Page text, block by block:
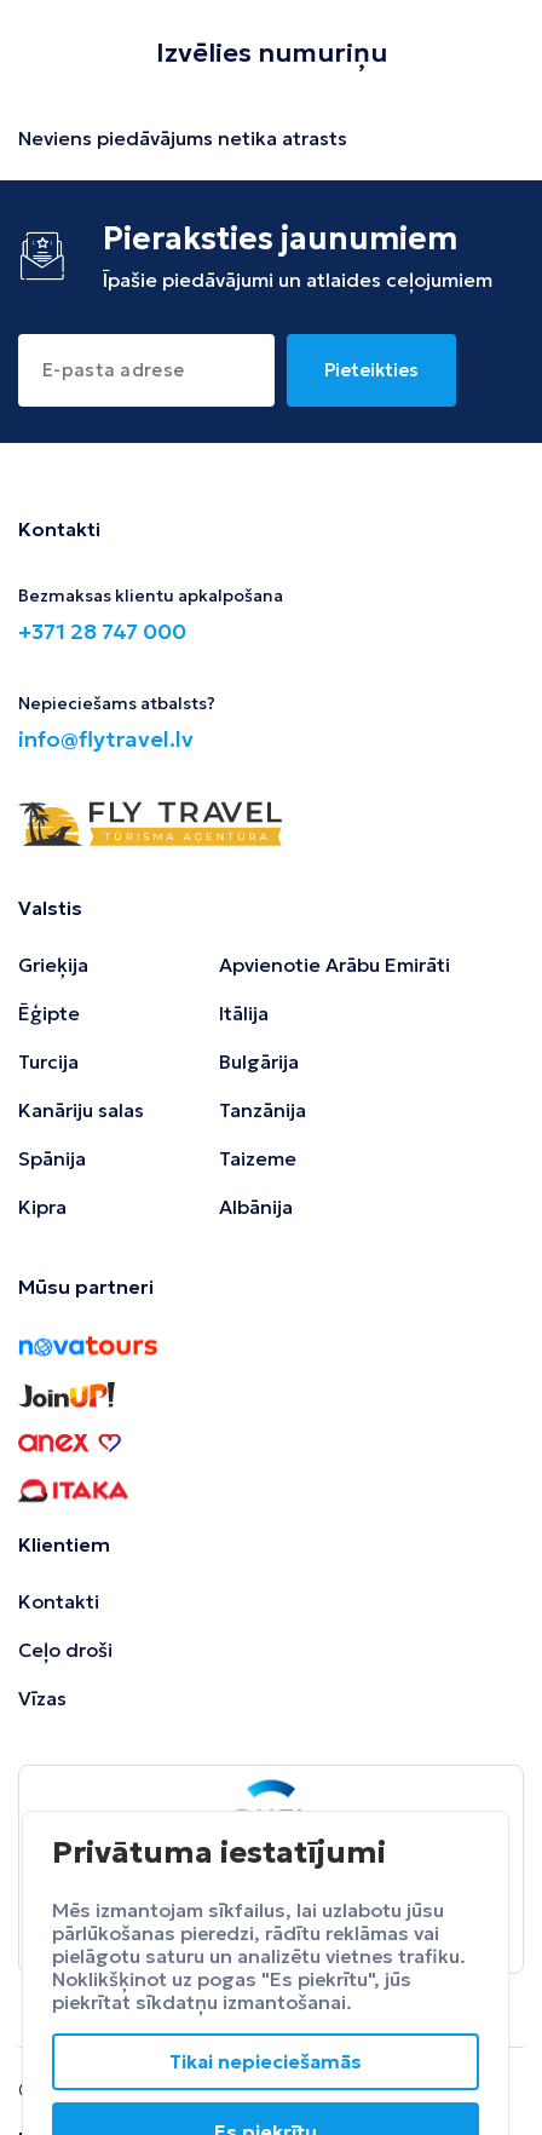
Izvēlies numuriņu
Neviens piedāvājums netika atrasts
Pieraksties jaunumiem
Īpašie piedāvājumi un atlaides ceļojumiem
Pieteikties
Kontakti
Bezmaksas klientu apkalpošana
+371 28 747 000
Nepieciešams atbalsts?
info@flytravel.lv
Valstis
Grieķija
Ēģipte
Turcija
Kanāriju salas
Spānija
Kipra
Apvienotie Arābu Emirāti
Itālija
Bulgārija
Tanzānija
Taizeme
Albānija
Mūsu partneri
Klientiem
Kontakti
Ceļo droši
Vīzas
BALTA ceļojumu apdrošināšana
Apdrošināt
© 2024 SIA Fly Travel.
Privātuma iestatījumi
Mēs izmantojam sīkfailus, lai uzlabotu jūsu
pārlūkošanas pieredzi, rādītu reklāmas vai
pielāgotu saturu un analizētu vietnes trafiku.
Noklikšķinot uz pogas "Es piekrītu", jūs
piekrītat sīkdatņu izmantošanai.
Tikai nepieciešamās